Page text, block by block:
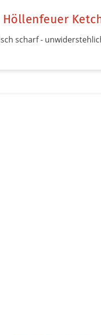
Höllenfeuer
scharf -